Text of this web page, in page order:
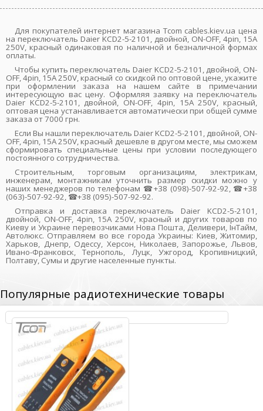
Для покупателей интернет магазина Tcom cables.kiev.ua цена
на переключатель Daier KCD2-5-2101, двойной, ON-OFF, 4pin, 15A
250V, красный одинаковая по наличной и безналичной формах
оплаты.
Чтобы купить переключатель Daier KCD2-5-2101, двойной, ON-
OFF, 4pin, 15A 250V, красный со скидкой по оптовой цене, укажите
при оформлении заказа на нашем сайте в примечании
интересующую вас цену. Оформляя заявку на переключатель
Daier KCD2-5-2101, двойной, ON-OFF, 4pin, 15A 250V, красный,
оптовая цена устанавливается автоматически при общей сумме
заказа от 7000 грн.
Если Вы нашли переключатель Daier KCD2-5-2101, двойной, ON-
OFF, 4pin, 15A 250V, красный дешевле в другом месте, мы сможем
сформировать специальные цены при условии последующего
постоянного сотрудничества.
Строительным, торговым организациям, электрикам,
инженерам, монтажникам уточнить размер скидки можно у
наших менеджеров по телефонам ☎+38 (098)-507-92-92, ☎+38
(063)-507-92-92, ☎+38 (095)-507-92-92.
Отправка и доставка переключатель Daier KCD2-5-2101,
двойной, ON-OFF, 4pin, 15A 250V, красный и других товаров по
Киеву и Украине перевозчиками Нова Пошта, Деливери, ІнТайм,
Автолюкс. Отправляем во все города Украины: Киев, Житомир,
Харьков, Днепр, Одессу, Херсон, Николаев, Запорожье, Львов,
Ивано-Франковск, Тернополь, Луцк, Ужгород, Кропивницкий,
Полтаву, Сумы и другие населенные пункты.
Популярные радиотехнические товары